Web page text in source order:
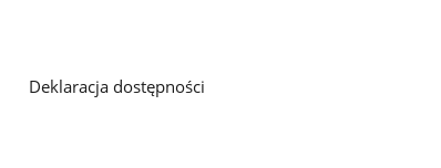
Deklaracja dostępności